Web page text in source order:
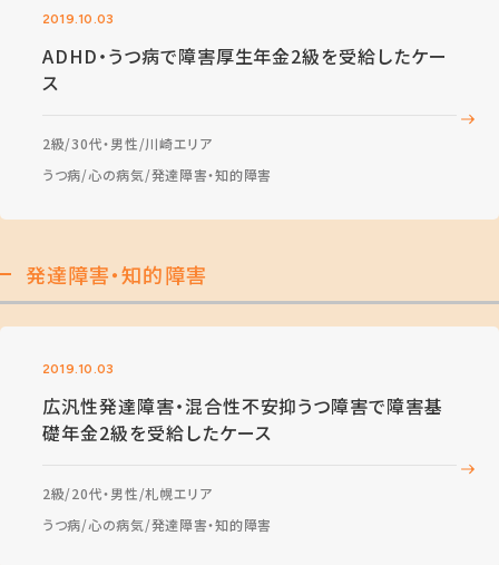
2019.10.03
ADHD・うつ病で障害厚生年金2級を受給したケー
ス
2級 30代・男性 川崎エリア
うつ病 心の病気 発達障害・知的障害
発達障害・知的障害
2019.10.03
広汎性発達障害・混合性不安抑うつ障害で障害基
礎年金2級を受給したケース
2級 20代・男性 札幌エリア
うつ病 心の病気 発達障害・知的障害